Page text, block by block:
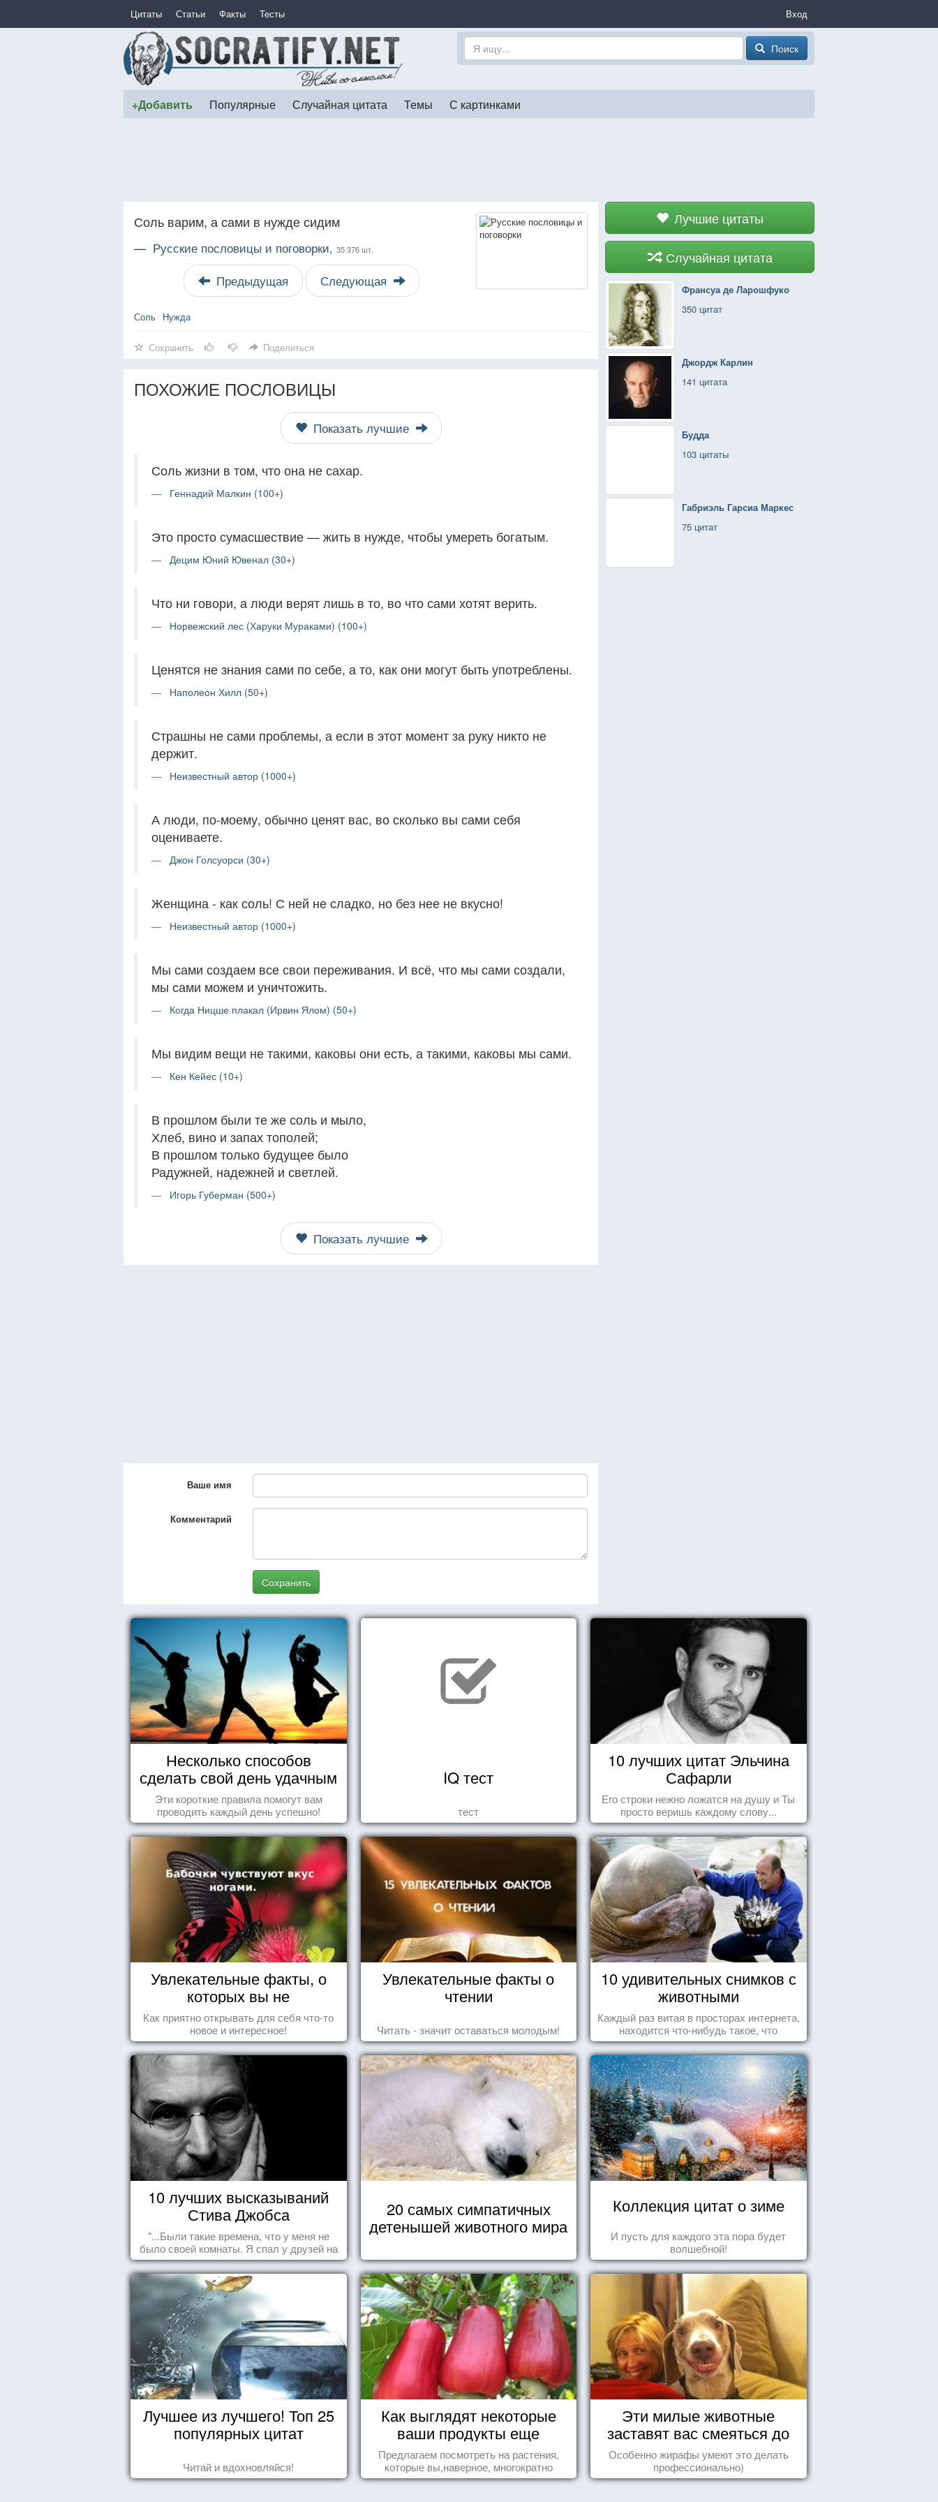
Цитаты Статьи Факты Тесты Вход
Поиск
+Добавить Популярные Случайная цитата Темы С картинками
Лучшие цитаты
Случайная цитата
Франсуа де Ларошфуко
350 цитат
Джордж Карлин
141 цитата
Будда
103 цитаты
Габриэль Гарсиа Маркес
75 цитат
Соль варим, а сами в нужде сидим
— Русские пословицы и поговорки, 35 376 шт.
Предыдущая Следующая
Соль Нужда
Сохранить Поделиться
ПОХОЖИЕ ПОСЛОВИЦЫ
Показать лучшие
Соль жизни в том, что она не сахар.
Геннадий Малкин (100+)
Это просто сумасшествие — жить в нужде, чтобы умереть богатым.
Децим Юний Ювенал (30+)
Что ни говори, а люди верят лишь в то, во что сами хотят верить.
Норвежский лес (Харуки Мураками) (100+)
Ценятся не знания сами по себе, а то, как они могут быть употреблены.
Наполеон Хилл (50+)
Страшны не сами проблемы, а если в этот момент за руку никто не
держит.
Неизвестный автор (1000+)
А люди, по-моему, обычно ценят вас, во сколько вы сами себя
оцениваете.
Джон Голсуорси (30+)
Женщина - как соль! С ней не сладко, но без нее не вкусно!
Неизвестный автор (1000+)
Мы сами создаем все свои переживания. И всё, что мы сами создали,
мы сами можем и уничтожить.
Когда Ницше плакал (Ирвин Ялом) (50+)
Мы видим вещи не такими, каковы они есть, а такими, каковы мы сами.
Кен Кейес (10+)
В прошлом были те же соль и мыло,
Хлеб, вино и запах тополей;
В прошлом только будущее было
Радужней, надежней и светлей.
Игорь Губерман (500+)
Показать лучшие
Ваше имя
Комментарий
Сохранить
Несколько способов
сделать свой день удачным
Эти короткие правила помогут вам
проводить каждый день успешно!
IQ тест
тест
10 лучших цитат Эльчина
Сафарли
Его строки нежно ложатся на душу и Ты
просто веришь каждому слову...
Увлекательные факты, о
которых вы не
догадывались!
Как приятно открывать для себя что-то
новое и интересное!
Увлекательные факты о
чтении
Читать - значит оставаться молодым!
10 удивительных снимков с
животными
Каждый раз витая в просторах интернета,
находится что-нибудь такое, что
заставляет улыбнуться, удивиться,
восхититься...
10 лучших высказываний
Стива Джобса
"...Были такие времена, что у меня не
было своей комнаты. Я спал у друзей на
полу, а для того, чтобы купить еды -
сдавал бутылки из под кока-колы"
20 самых симпатичных
детенышей животного мира
Коллекция цитат о зиме
И пусть для каждого эта пора будет
волшебной!
Лучшее из лучшего! Топ 25
популярных цитат
Читай и вдохновляйся!
Как выглядят некоторые
ваши продукты еще
живыми?
Предлагаем посмотреть на растения,
которые вы,наверное, многократно
видели , но никогда не представляли
Эти милые животные
заставят вас смеяться до
упаду!
Особенно жирафы умеют это делать
профессионально)